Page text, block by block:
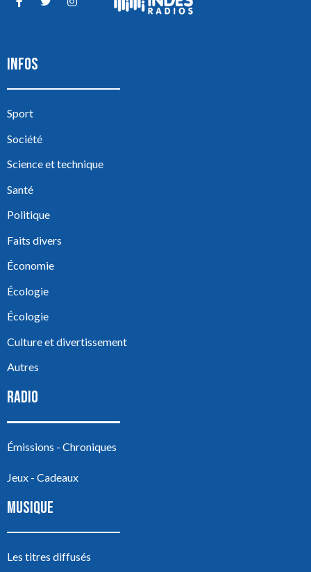
INFOS
Sport
Société
Science et technique
Santé
Politique
Faits divers
Économie
Écologie
Écologie
Culture et divertissement
Autres
RADIO
Émissions - Chroniques
Jeux - Cadeaux
MUSIQUE
Les titres diffusés